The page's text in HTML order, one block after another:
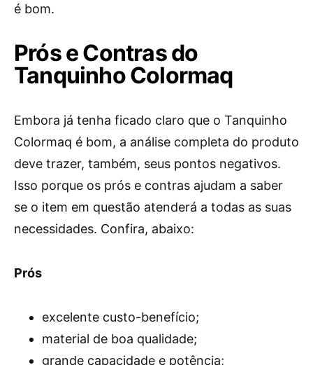
é bom.
Prós e Contras do
Tanquinho Colormaq
Embora já tenha ficado claro que o Tanquinho
Colormaq é bom, a análise completa do produto
deve trazer, também, seus pontos negativos.
Isso porque os prós e contras ajudam a saber
se o item em questão atenderá a todas as suas
necessidades. Confira, abaixo:
Prós
excelente custo-benefício;
material de boa qualidade;
grande capacidade e potência;